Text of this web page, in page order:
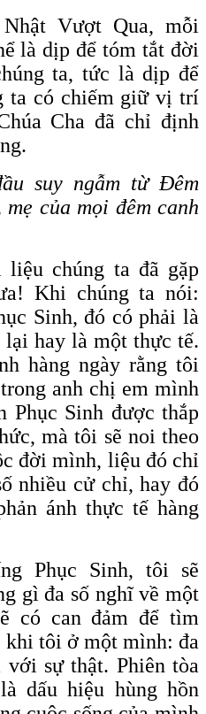
Vượt Qua, mỗi
là dịp để tóm tắt đời
ta, tức là dịp để
ta có chiếm giữ vị trí
Cha đã chỉ định
suy ngẫm từ Đêm
của mọi đêm canh
chúng ta đã gặp
Khi chúng ta nói:
Sinh, đó có phải là
lại hay là một thực tế.
hàng ngày rằng tôi
anh chị em mình
Phục Sinh được thắp
mà tôi sẽ noi theo
đời mình, liệu đó chỉ
nhiều cử chỉ, hay đó
ánh thực tế hàng
Phục Sinh, tôi sẽ
gì đa số nghĩ về một
có can đảm để tìm
khi tôi ở một mình: đa
với sự thật. Phiên tòa
dấu hiệu hùng hồn